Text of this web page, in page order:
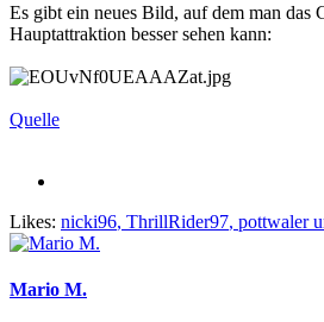
Es gibt ein neues Bild, auf dem man das
Hauptattraktion besser sehen kann:
Quelle
Likes: nicki96, ThrillRider97, pottwaler
Mario M.